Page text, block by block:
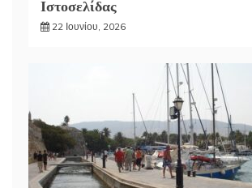
Ιστοσελίδας
22 Ιουνίου, 2026